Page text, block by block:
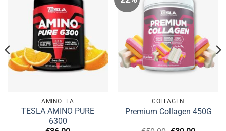
ΑΜΙΝΟΞΈΑ
TESLA AMINO PURE
6300
COLLAGEN
Premium Collagen 450G